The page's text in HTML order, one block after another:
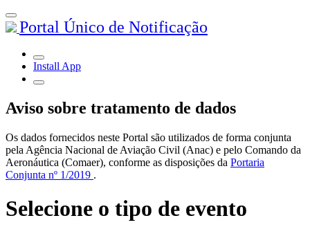
Portal Único de Notificação
Install App
Aviso sobre tratamento de dados
Os dados fornecidos neste Portal são utilizados de forma conjunta
pela Agência Nacional de Aviação Civil (Anac) e pelo Comando da
Aeronáutica (Comaer), conforme as disposições da Portaria
Conjunta nº 1/2019 .
Selecione o tipo de evento